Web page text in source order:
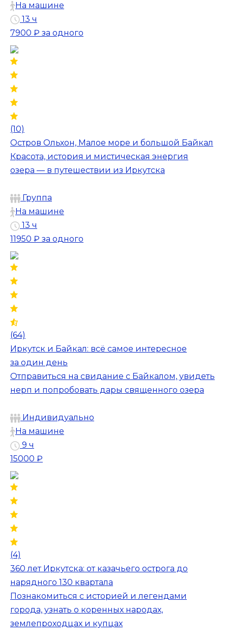
На машине
13 ч
7900 ₽ за одного
(10)
Остров Ольхон, Малое море и большой Байкал
Красота, история и мистическая энергия
озера — в путешествии из Иркутска
Группа
На машине
13 ч
11950 ₽ за одного
(64)
Иркутск и Байкал: всё самое интересное
за один день
Отправиться на свидание с Байкалом, увидеть
нерп и попробовать дары священного озера
Индивидуально
На машине
9 ч
15000 ₽
(4)
360 лет Иркутска: от казачьего острога до
нарядного 130 квартала
Познакомиться с историей и легендами
города, узнать о коренных народах,
землепроходцах и купцах